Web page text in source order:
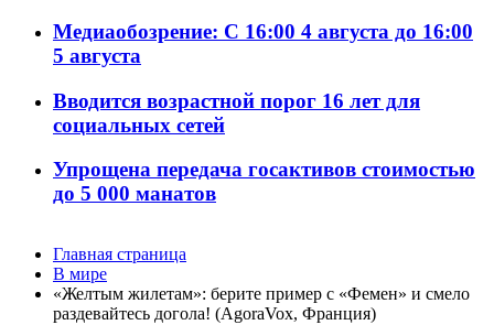
Медиаобозрение: С 16:00 4 августа до 16:00
5 августа
Вводится возрастной порог 16 лет для
социальных сетей
Упрощена передача госактивов стоимостью
до 5 000 манатов
Главная страница
В мире
«Желтым жилетам»: берите пример с «Фемен» и смело
раздевайтесь догола! (AgoraVox, Франция)